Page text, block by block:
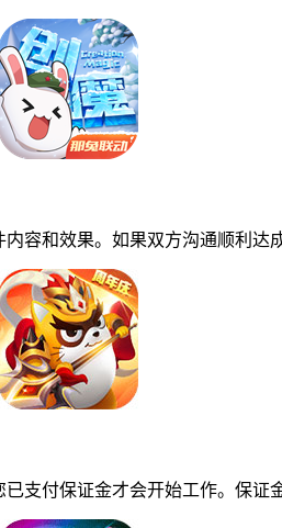
和效果。如果双方沟通顺利达
付保证金才会开始工作。保证